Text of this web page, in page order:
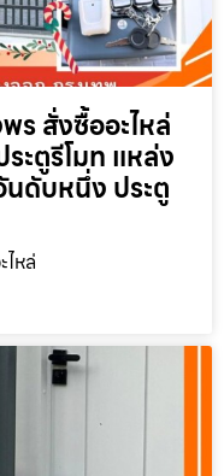
ร สั่งซื้ออะไหล่
ะตูรีโมท แหล่ง
นดับหนึ่ง ประตู
หล่